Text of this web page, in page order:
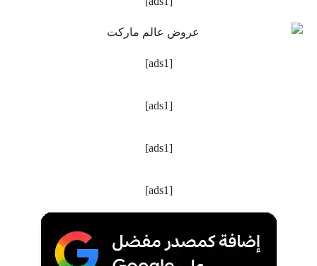
[ads1]
[ads1]
[ads1]
[ads1]